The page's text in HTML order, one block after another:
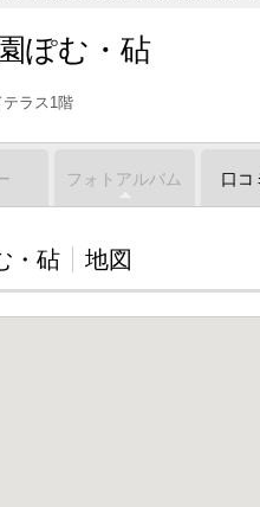
ぽむ・砧
ラス1階
フォトアルバム 口コ
・砧 地図